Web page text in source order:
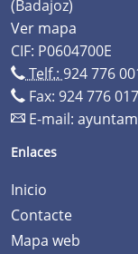
(Badajoz)
Ver mapa
CIF: P0604700E
Telf.: 924 776
Fax: 924 776 017
E-mail:
Enlaces
Inicio
Contacte
Mapa web